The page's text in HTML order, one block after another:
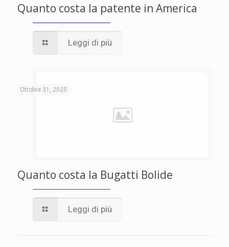
Quanto costa la patente in America
Leggi di più
Ottobre 31, 2025
Quanto costa la Bugatti Bolide
Leggi di più